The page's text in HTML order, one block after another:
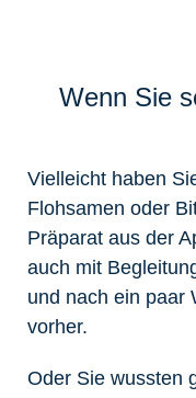
Wenn Sie
Vielleicht haben
Flohsamen oder
Präparat aus der
auch mit
und nach ein paar
vorher.
Oder Sie wussten